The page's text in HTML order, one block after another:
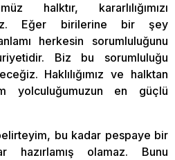
halktır, kararlılığımızı
Eğer birilerine bir şey
herkesin sorumluluğunu
Biz bu sorumluluğu
Haklılığımız ve halktan
yolculuğumuzun en güçlü
bu kadar pespaye bir
hazırlamış olamaz. Bunu